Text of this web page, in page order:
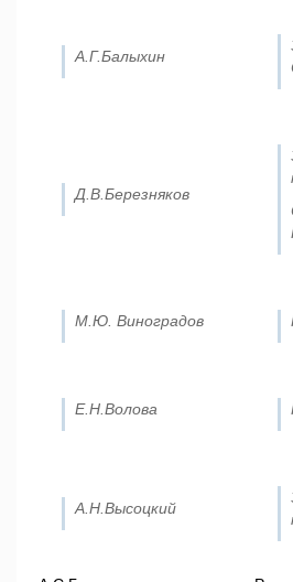
А.Г.Балыхин
Д.В.Березняков
М.Ю. Виноградов
Е.Н.Волова
А.Н.Высоцкий